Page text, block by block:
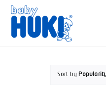
Skip
content
Sort by